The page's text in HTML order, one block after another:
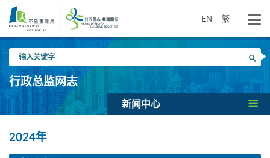
要
EN 繁
入
关
键
搜寻
行政总监网志
新闻中心
2024年